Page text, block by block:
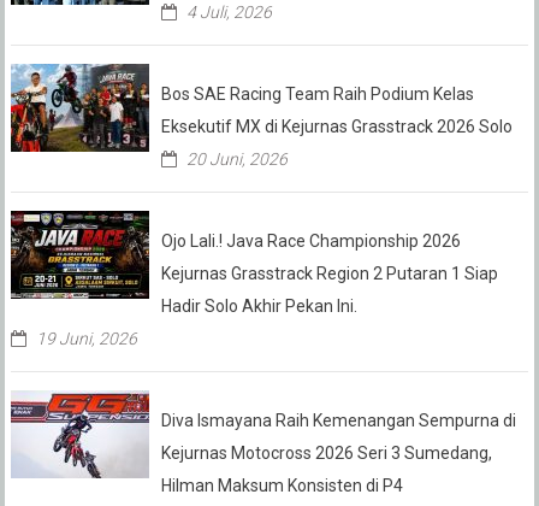
4 Juli, 2026
Bos SAE Racing Team Raih Podium Kelas
Eksekutif MX di Kejurnas Grasstrack 2026 Solo
20 Juni, 2026
Ojo Lali.! Java Race Championship 2026
Kejurnas Grasstrack Region 2 Putaran 1 Siap
Hadir Solo Akhir Pekan Ini.
19 Juni, 2026
Diva Ismayana Raih Kemenangan Sempurna di
Kejurnas Motocross 2026 Seri 3 Sumedang,
Hilman Maksum Konsisten di P4